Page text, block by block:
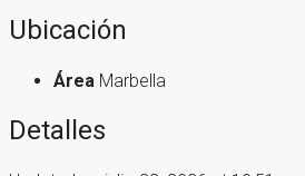
Ubicación
Área Marbella
Detalles